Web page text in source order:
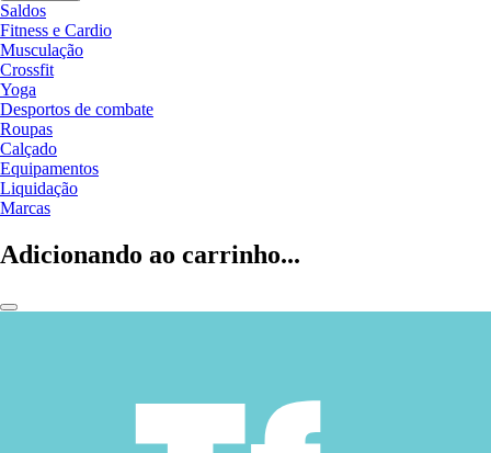
Saldos
Fitness e Cardio
Musculação
Crossfit
Yoga
Desportos de combate
Roupas
Calçado
Equipamentos
Liquidação
Marcas
Adicionando ao carrinho...